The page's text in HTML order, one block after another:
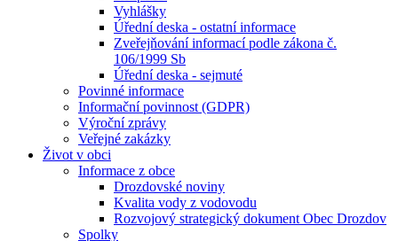
Vyhlášky
Úřední deska - ostatní informace
Zveřejňování informací podle zákona č.
106/1999 Sb
Úřední deska - sejmuté
Povinné informace
Informační povinnost (GDPR)
Výroční zprávy
Veřejné zakázky
Život v obci
Informace z obce
Drozdovské noviny
Kvalita vody z vodovodu
Rozvojový strategický dokument Obec Drozdov
Spolky